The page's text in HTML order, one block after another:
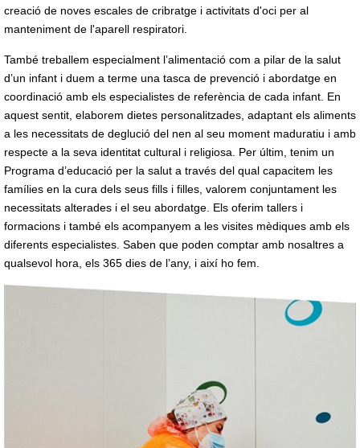
creació de noves escales de cribratge i activitats d'oci per al
manteniment de l'aparell respiratori.
També treballem especialment l’alimentació com a pilar de la salut
d’un infant i duem a terme una tasca de prevenció i abordatge en
coordinació amb els especialistes de referència de cada infant. En
aquest sentit, elaborem dietes personalitzades, adaptant els aliments
a les necessitats de deglució del nen al seu moment maduratiu i amb
respecte a la seva identitat cultural i religiosa. Per últim, tenim un
Programa d’educació per la salut a través del qual capacitem les
famílies en la cura dels seus fills i filles, valorem conjuntament les
necessitats alterades i el seu abordatge. Els oferim tallers i
formacions i també els acompanyem a les visites mèdiques amb els
diferents especialistes. Saben que poden comptar amb nosaltres a
qualsevol hora, els 365 dies de l’any, i així ho fem.